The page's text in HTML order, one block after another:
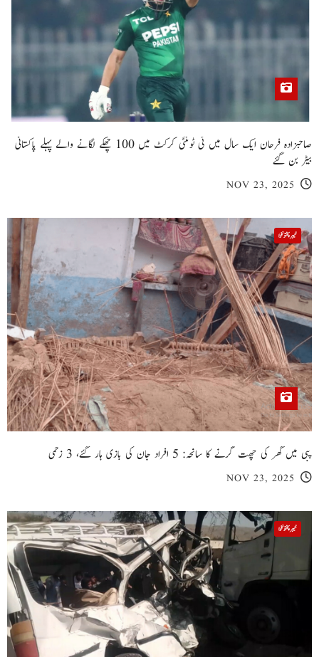
صاحبزادہ فرحان ایک سال میں ٹی ٹوئنٹی کرکٹ میں 100 چھکے لگانے والے پہلے پاکستانی
بیٹر بن گئے
NOV 23, 2025
خیبر پختونخوا
پبی میں گھر کی چھت گرنے کا سانحہ: 5 افراد جان کی بازی ہار گئے، 3 زخمی
NOV 23, 2025
خیبر پختونخوا